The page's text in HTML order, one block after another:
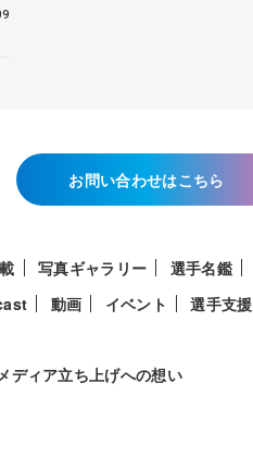
お問い合わせはこちら
写真ギャラリー 選手名鑑
動画 イベント 選手支援
メディア立ち上げへの想い